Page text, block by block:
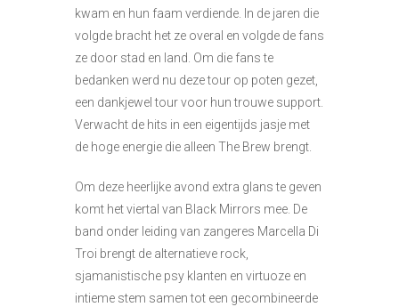
kwam en hun faam verdiende. In de jaren die
volgde bracht het ze overal en volgde de fans
ze door stad en land. Om die fans te
bedanken werd nu deze tour op poten gezet,
een dankjewel tour voor hun trouwe support.
Verwacht de hits in een eigentijds jasje met
de hoge energie die alleen The Brew brengt.
Om deze heerlijke avond extra glans te geven
komt het viertal van Black Mirrors mee. De
band onder leiding van zangeres Marcella Di
Troi brengt de alternatieve rock,
sjamanistische psy klanten en virtuoze en
intieme stem samen tot een gecombineerde